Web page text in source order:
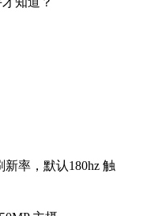
新率，默认180hz 触